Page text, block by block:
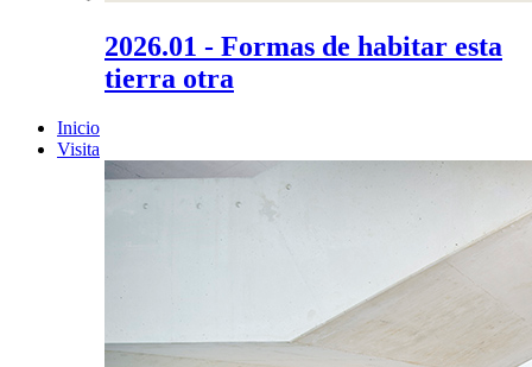
2026.01 - Formas de habitar esta
tierra otra
Inicio
Visita